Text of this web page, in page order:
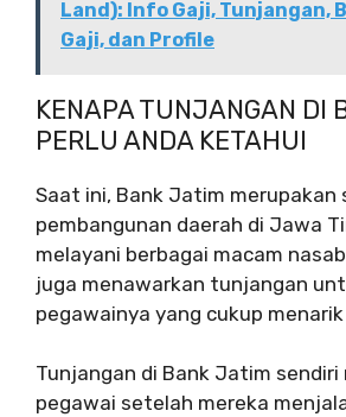
Land): Info Gaji, Tunjangan,
Gaji, dan Profile
KENAPA TUNJANGAN DI
PERLU ANDA KETAHUI
Saat ini, Bank Jatim merupakan
pembangunan daerah di Jawa
melayani berbagai macam
juga menawarkan tunjangan
pegawainya yang cukup
Tunjangan di Bank Jatim sendiri
pegawai setelah mereka